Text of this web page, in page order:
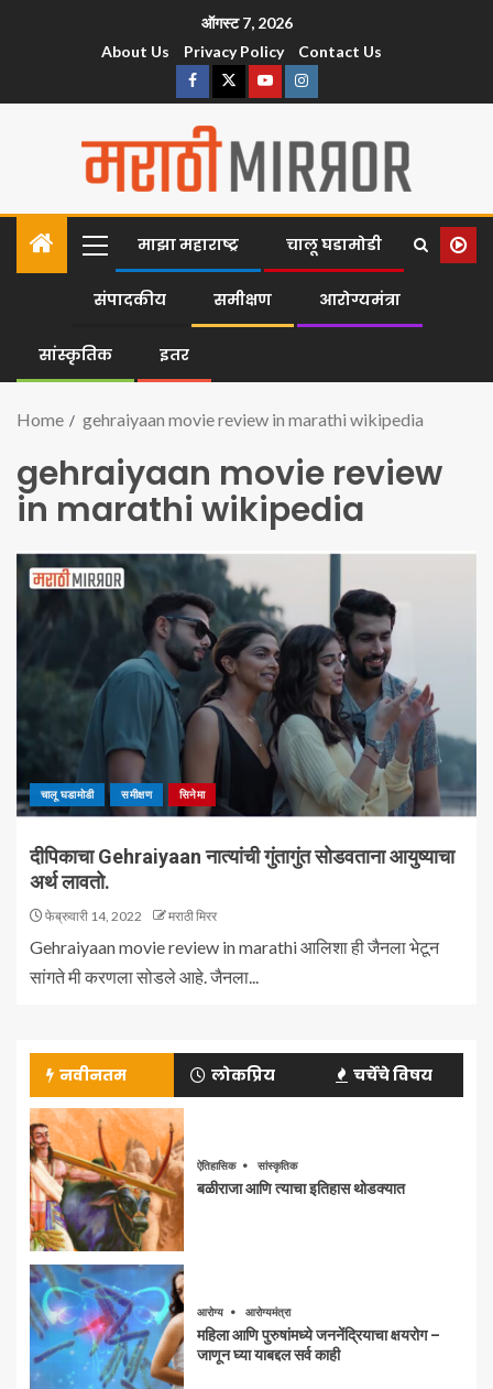
ऑगस्ट 7, 2026
About Us
Privacy Policy Contact Us
माझा महाराष्ट्र चालू घडामोडी
संपादकीय समीक्षण आरोग्यमंत्रा
सांस्कृतिक इतर
Home gehraiyaan movie review in marathi wikipedia
gehraiyaan movie review
in marathi wikipedia
चालू घडामोडी समीक्षण सिनेमा
दीपिकाचा Gehraiyaan नात्यांची गुंतागुंत सोडवताना आयुष्याचा
अर्थ लावतो.
फेब्रुवारी 14, 2022 मराठी मिरर
Gehraiyaan movie review in marathi आलिशा ही जैनला भेटून
सांगते मी करणला सोडले आहे. जैनला...
नवीनतम लोकप्रिय चर्चेचे विषय
ऐतिहासिक सांस्कृतिक
बळीराजा आणि त्याचा इतिहास थोडक्यात
आरोग्य आरोग्यमंत्रा
महिला आणि पुरुषांमध्ये जननेंद्रियाचा क्षयरोग –
जाणून घ्या याबद्दल सर्व काही